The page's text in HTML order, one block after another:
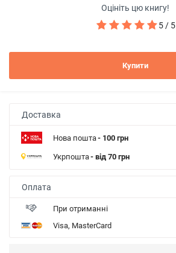
Оцініть цю книгу!
5 / 5
Купити
Доставка
Нова пошта- 100 грн
Укрпошта- від 70 грн
Оплата
При отриманні
Visa, MasterCard